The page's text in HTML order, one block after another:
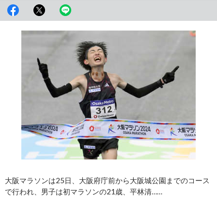
大阪マラソンは25日、大阪府庁前から大阪城公園までのコース
で行われ、男子は初マラソンの21歳、平林清……